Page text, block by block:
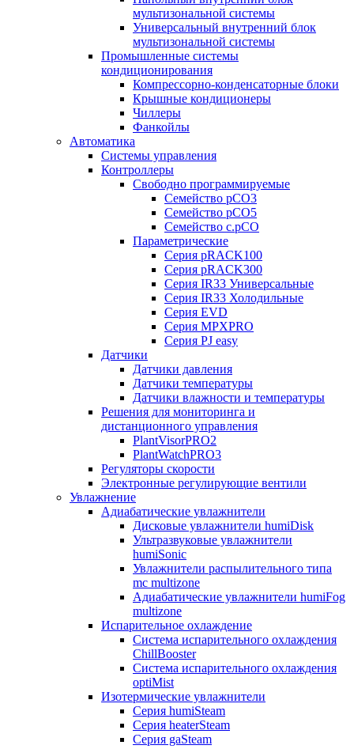
мультизональной системы
Универсальный внутренний блок
мультизональной системы
Промышленные системы
кондиционирования
Компрессорно-конденсаторные блоки
Крышные кондиционеры
Чиллеры
Фанкойлы
Автоматика
Системы управления
Контроллеры
Свободно программируемые
Семейство pCO3
Семейство pCO5
Семейство c.pCO
Параметрические
Серия pRACK100
Серия pRACK300
Серия IR33 Универсальные
Серия IR33 Холодильные
Серия EVD
Серия MPXPRO
Серия PJ easy
Датчики
Датчики давления
Датчики температуры
Датчики влажности и температуры
Решения для мониторинга и
дистанционного управления
PlantVisorPRO2
PlantWatchPRO3
Регуляторы скорости
Электронные регулирующие вентили
Увлажнение
Адиабатические увлажнители
Дисковые увлажнители humiDisk
Ультразвуковые увлажнители
humiSonic
Увлажнители распылительного типа
mc multizone
Адиабатические увлажнители humiFog
multizone
Испарительное охлаждение
Система испарительного охлаждения
ChillBooster
Система испарительного охлаждения
optiMist
Изотермические увлажнители
Серия humiSteam
Серия heaterSteam
Серия gaSteam